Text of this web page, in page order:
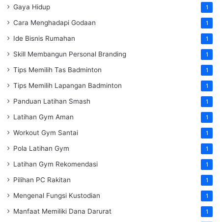
Gaya Hidup 1
Cara Menghadapi Godaan 1
Ide Bisnis Rumahan 1
Skill Membangun Personal Branding 1
Tips Memilih Tas Badminton 1
Tips Memilih Lapangan Badminton 1
Panduan Latihan Smash 1
Latihan Gym Aman 1
Workout Gym Santai 1
Pola Latihan Gym 1
Latihan Gym Rekomendasi 1
Pilihan PC Rakitan 1
Mengenal Fungsi Kustodian 1
Manfaat Memiliki Dana Darurat 1